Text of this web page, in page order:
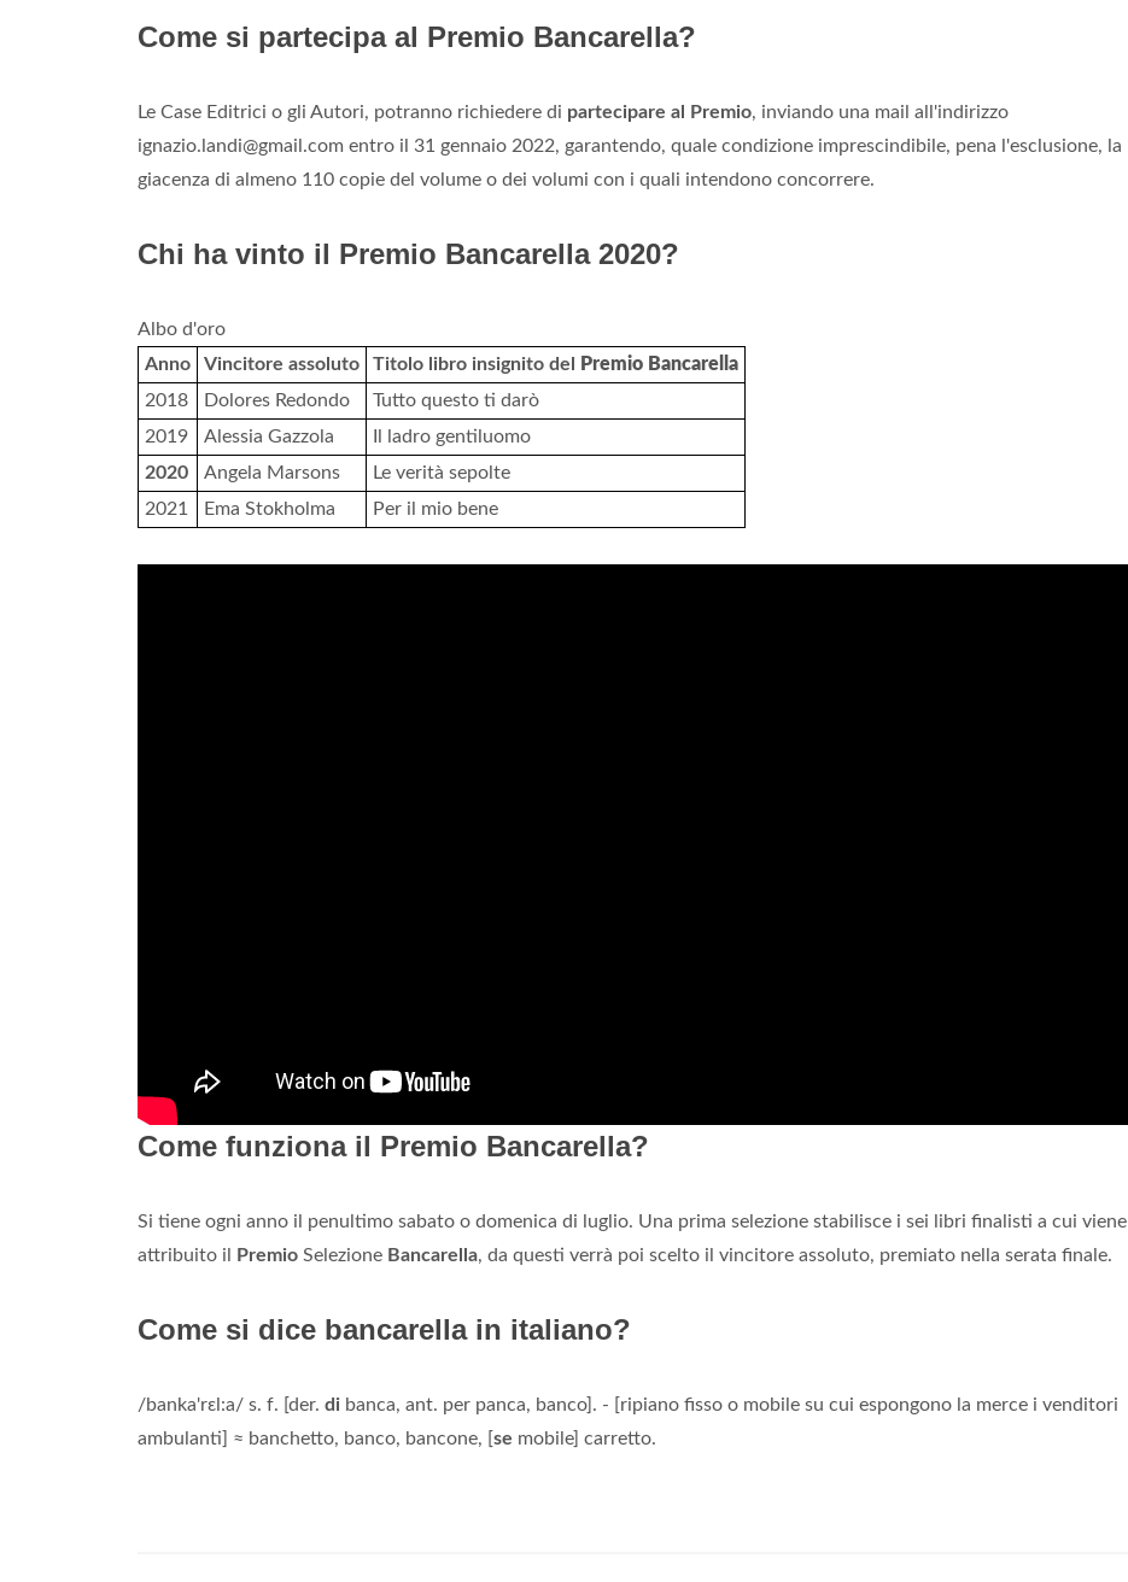
Come si partecipa al Premio Bancarella?
Le Case Editrici o gli Autori, potranno richiedere di partecipare al Premio, inviando una mail all'indirizzo
ignazio.landi@gmail.com entro il 31 gennaio 2022, garantendo, quale condizione imprescindibile, pena l'esclusione, la
giacenza di almeno 110 copie del volume o dei volumi con i quali intendono concorrere.
Chi ha vinto il Premio Bancarella 2020?
Albo d'oro
Anno
Vincitore assoluto Titolo libro insignito del
Premio Bancarella
2018
Dolores Redondo
Tutto questo ti darò
2019
Alessia Gazzola
Il ladro gentiluomo
2020
Angela Marsons
Le verità sepolte
2021
Ema Stokholma Per il mio bene
Come funziona il Premio Bancarella?
Si tiene ogni anno il penultimo sabato o domenica di luglio. Una prima selezione stabilisce i sei libri finalisti a cui viene
attribuito il
Premio Selezione Bancarella, da questi verrà poi scelto il vincitore assoluto, premiato nella serata finale.
Come si dice bancarella in italiano?
/banka'rɛl:a/ s. f. [der. di banca, ant. per panca, banco]. - [ripiano fisso o mobile su cui espongono la merce i venditori
ambulanti] ≈ banchetto, banco, bancone, [ se mobile] carretto.